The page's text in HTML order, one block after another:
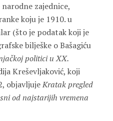
zajednice,
koju je 1910. u
(što je podatak koji je
bilješke o Bašagiću
politici u XX.
Kreševljaković, koji
objavljujeKratak pregled
od najstarijih vremena